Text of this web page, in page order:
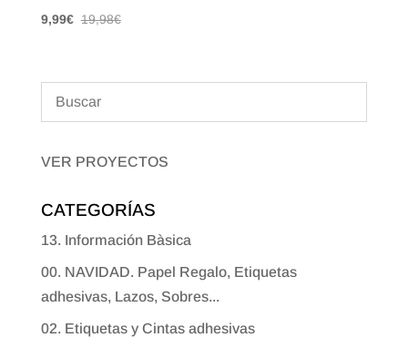
9,99€ 19,98€
VER PROYECTOS
CATEGORÍAS
13. Información Bàsica
00. NAVIDAD. Papel Regalo, Etiquetas
adhesivas, Lazos, Sobres...
02. Etiquetas y Cintas adhesivas